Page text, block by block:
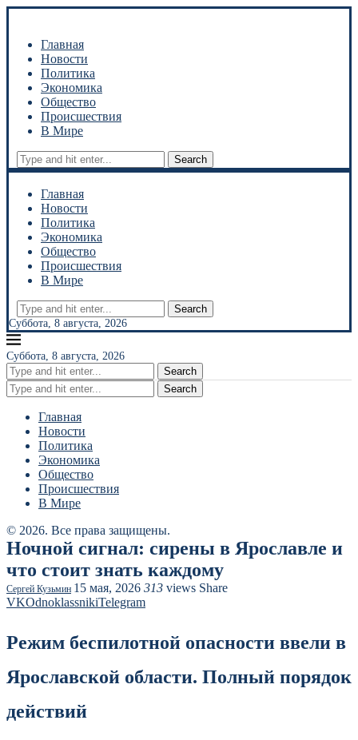
Главная
Новости
Политика
Экономика
Общество
Происшествия
В Мире
Search
Главная
Новости
Политика
Экономика
Общество
Происшествия
В Мире
Search
Суббота, 8 августа, 2026
Суббота, 8 августа, 2026
Search
Search
Главная
Новости
Политика
Экономика
Общество
Происшествия
В Мире
© 2026. Все права защищены.
Ночной сигнал: сирены в Ярославле и
что стоит знать каждому
Сергей Кузьмин 15 мая, 2026 313 views Share
VKOdnoklassnikiTelegram
Режим беспилотной опасности ввели в
Ярославской области. Полный порядок
действий